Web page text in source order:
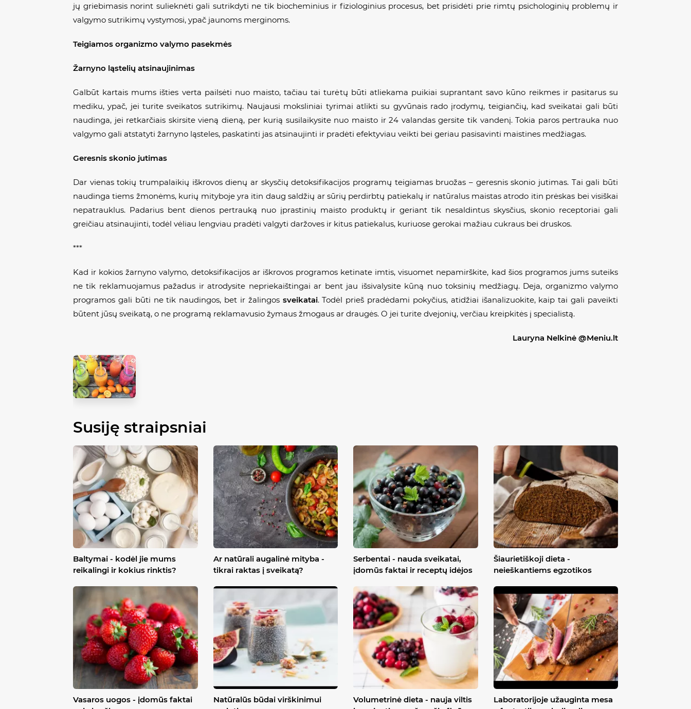
jų griebimasis norint sulieknėti gali sutrikdyti ne tik biocheminius ir fiziologinius procesus, bet prisidėti prie rimtų psichologinių problemų ir
valgymo sutrikimų vystymosi, ypač jaunoms merginoms.
Teigiamos organizmo valymo pasekmės
Žarnyno ląstelių atsinaujinimas
Galbūt kartais mums išties verta pailsėti nuo maisto, tačiau tai turėtų būti atliekama puikiai suprantant savo kūno reikmes ir pasitarus su
mediku, ypač, jei turite sveikatos sutrikimų. Naujausi moksliniai tyrimai atlikti su gyvūnais rado įrodymų, teigiančių, kad sveikatai gali būti
naudinga, jei retkarčiais skirsite vieną dieną, per kurią susilaikysite nuo maisto ir 24 valandas gersite tik vandenį. Tokia paros pertrauka nuo
valgymo gali atstatyti žarnyno ląsteles, paskatinti jas atsinaujinti ir pradėti efektyviau veikti bei geriau pasisavinti maistines medžiagas.
Geresnis skonio jutimas
Dar vienas tokių trumpalaikių iškrovos dienų ar skysčių detoksifikacijos programų teigiamas bruožas – geresnis skonio jutimas. Tai gali būti
naudinga tiems žmonėms, kurių mityboje yra itin daug saldžių ar sūrių perdirbtų patiekalų ir natūralus maistas atrodo itin prėskas bei visiškai
nepatrauklus. Padarius bent dienos pertrauką nuo įprastinių maisto produktų ir geriant tik nesaldintus skysčius, skonio receptoriai gali
greičiau atsinaujinti, todėl vėliau lengviau pradėti valgyti daržoves ir kitus patiekalus, kuriuose gerokai mažiau cukraus bei druskos.
***
Kad ir kokios žarnyno valymo, detoksifikacijos ar iškrovos programos ketinate imtis, visuomet nepamirškite, kad šios programos jums suteiks
ne tik reklamuojamus pažadus ir atrodysite nepriekaištingai ar bent jau išsivalysite kūną nuo toksinių medžiagų. Deja, organizmo valymo
programos gali būti ne tik naudingos, bet ir žalingossveikatai. Todėl prieš pradėdami pokyčius, atidžiai išanalizuokite, kaip tai gali paveikti
būtent jūsų sveikatą, o ne programą reklamavusio žymaus žmogaus ar draugės. O jei turite dvejonių, verčiau kreipkitės į specialistą.
Lauryna Nelkinė @Meniu.lt
Susiję straipsniai
Baltymai - kodėl jie mums
reikalingi ir kokius rinktis?
Ar natūrali augalinė mityba -
tikrai raktas į sveikatą?
Serbentai - nauda sveikatai,
įdomūs faktai ir receptų idėjos
Šiaurietiškoji dieta -
neieškantiems egzotikos
Vasaros uogos - įdomūs faktai
Natūralūs būdai virškinimui
Volumetrinė dieta - nauja viltis
Laboratorijoje užauginta mesa